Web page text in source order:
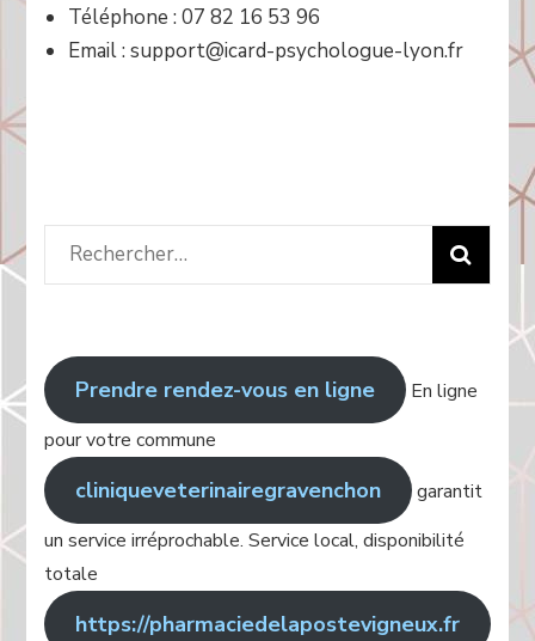
Téléphone : 07 82 16 53 96
Email : support@icard-psychologue-lyon.fr
Rechercher
:
Prendre rendez-vous en ligne
En ligne
pour votre commune
cliniqueveterinairegravenchon
garantit
un service irréprochable. Service local, disponibilité
totale
https://pharmaciedelapostevigneux.fr